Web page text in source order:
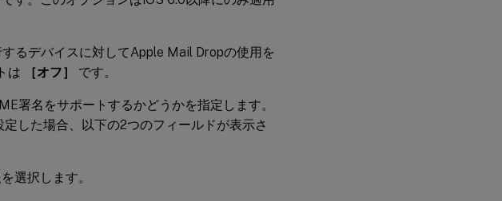
るデバイスに対してApple Mail Dropの使用を
は
［オフ］ です。
署名をサポートするかどうかを指定します。
定した場合、以下の2つのフィールドが表示さ
選択します。